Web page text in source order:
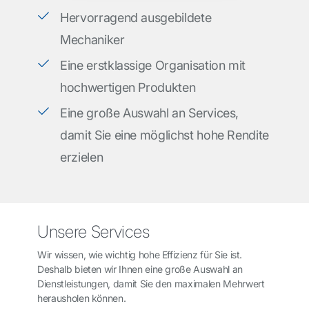
Hervorragend ausgebildete
Mechaniker
Eine erstklassige Organisation mit
hochwertigen Produkten
Eine große Auswahl an Services,
damit Sie eine möglichst hohe Rendite
erzielen
Unsere Services
Wir wissen, wie wichtig hohe Effizienz für Sie ist.
Deshalb bieten wir Ihnen eine große Auswahl an
Dienstleistungen, damit Sie den maximalen Mehrwert
herausholen können.